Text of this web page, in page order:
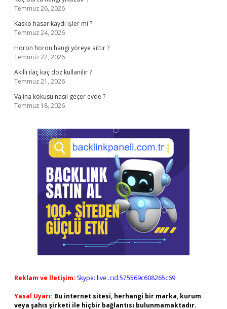
Temmuz 26, 2026
Kasko hasar kaydı işler mi ?
Temmuz 24, 2026
Horon horon hangi yöreye aittir ?
Temmuz 22, 2026
Akıllı ilaç kaç doz kullanılır ?
Temmuz 21, 2026
Vajina kokusu nasıl geçer evde ?
Temmuz 18, 2026
Reklam ve İletişim: Skype: live:.cid.575569c608265c69
Yasal Uyarı: Bu internet sitesi, herhangi bir marka, kurum
veya şahıs şirketi ile hiçbir bağlantısı bulunmamaktadır.